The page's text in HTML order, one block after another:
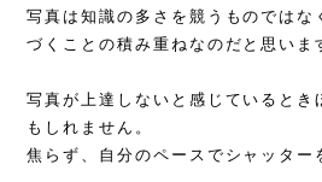
写真は知識の多さを競うものではな
づくことの積み重ねなのだと思いま
写真が上達しないと感じているとき
もしれません。
焦らず、自分のペースでシャッター